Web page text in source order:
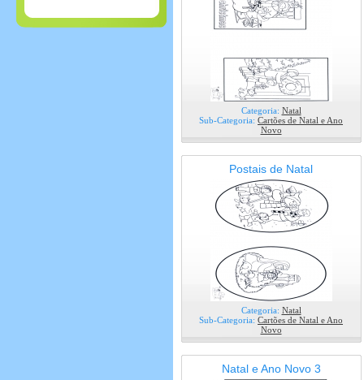
Categoria: Natal
Sub-Categoria: Cartões de Natal e Ano
Novo
Postais de Natal
Categoria: Natal
Sub-Categoria: Cartões de Natal e Ano
Novo
Natal e Ano Novo 3